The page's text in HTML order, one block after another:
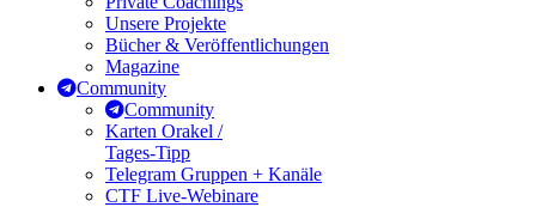
Unsere Projekte
Bücher & Veröffentlichungen
Magazine
Community
Community
Karten Orakel /
Tages-Tipp
Telegram Gruppen + Kanäle
CTF Live-Webinare